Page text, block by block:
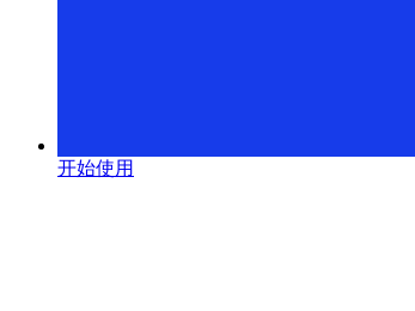
开始使用